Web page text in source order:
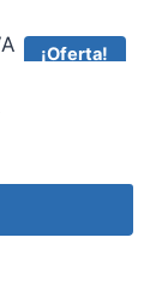
¡Oferta!